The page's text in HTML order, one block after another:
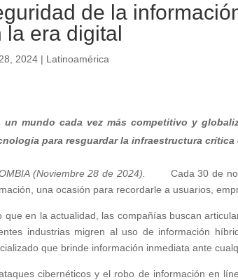
de la
la era digital
2024 | Latinoamérica
un mundo cada vez más competitivo y
para resguardar la infraestructura crítica
(Noviembre 28 de 2024).
Cada 30 de
una ocasión para recordarle a usuarios,
que en la actualidad, las compañías buscan
industrias migren al uso de información
que brinde información inmediata ante
cibernéticos y el robo de información en